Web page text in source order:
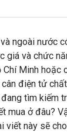
ngoài nước
giá và chức
Minh hoặc
điện tử
tìm kiếm
mua ở đâu?
viết này sẽ